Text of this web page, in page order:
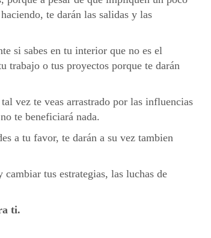
te darán las salidas y las
si sabes en tu interior que no es el
trabajo o tus proyectos porque te darán
vez te veas arrastrado por las influencias
te beneficiará nada.
a tu favor, te darán a su vez tambien
tus estrategias, las luchas de
ti.